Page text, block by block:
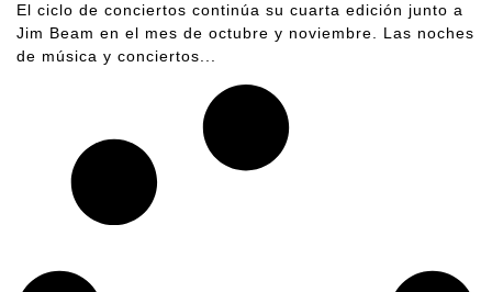
El ciclo de conciertos continúa su cuarta edición junto a
Jim Beam en el mes de octubre y noviembre. Las noches
de música y conciertos...